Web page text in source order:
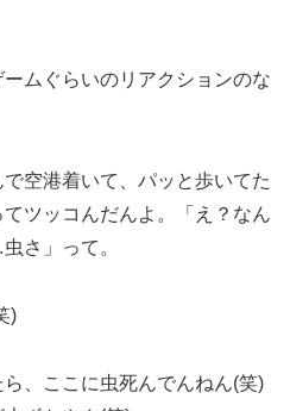
ームぐらいのリアクションのな
で空港着いて、パッと歩いてた
ツッコんだんよ。「え？なん
さ」って。
)
ら、ここに虫死んでんねん(笑)